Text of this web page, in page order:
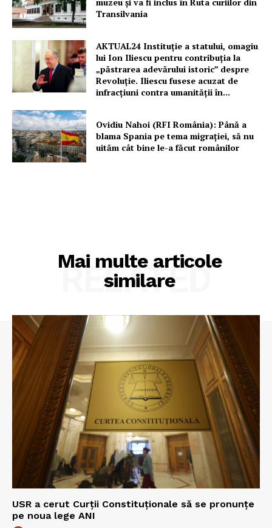
Transilvania
AKTUAL24 Instituție a statului, omagiu
lui Ion Iliescu pentru contribuția la
„păstrarea adevărului istoric” despre
Revoluție. Iliescu fusese acuzat de
infracțiuni contra umanității în...
Ovidiu Nahoi (RFI România): Până a
blama Spania pe tema migrației, să nu
uităm cât bine le-a făcut românilor
Mai multe articole
similare
RELATED
USR a cerut Curții Constituționale să se pronunțe
pe noua lege ANI